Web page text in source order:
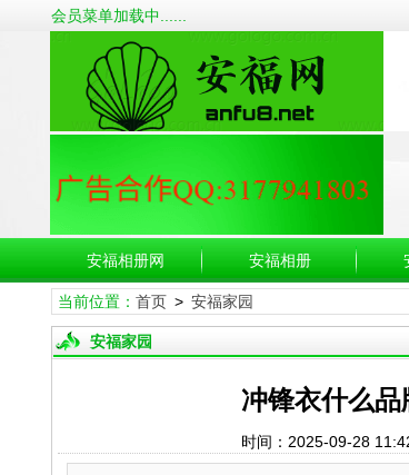
会员菜单加载中......
安福相册网 安福相册
当前位置： 首页> 安福家园
安福家园
冲锋衣什么
时间：2025-09-28